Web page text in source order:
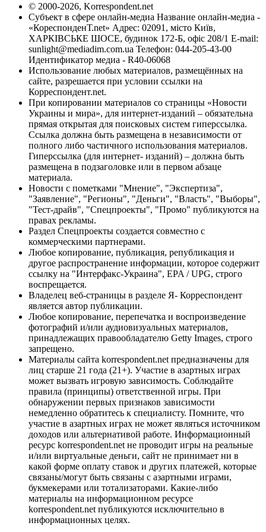
© 2000-2026, Korrespondent.net
Субъект в сфере онлайн-медиа Название онлайн-медиа -
«КореспонденТ.net» Адрес: 02091, місто Київ,
ХАРКІВСЬКЕ ШОСЕ, будинок 172-Б, офіс 208/1 E-mail:
sunlight@mediadim.com.ua Телефон: 044-205-43-00
Идентификатор медиа - R40-06068
Использование любых материалов, размещённых на
сайте, разрешается при условии ссылки на
Корреспондент.net.
При копировании материалов со страницы «Новости
Украины и мира», для интернет-изданий – обязательна
прямая открытая для поисковых систем гиперссылка.
Ссылка должна быть размещена в независимости от
полного либо частичного использования материалов.
Гиперссылка (для интернет- изданий) – должна быть
размещена в подзаголовке или в первом абзаце
материала.
Новости с пометками "Мнение", "Экспертиза",
"Заявление", "Регионы", "Деньги", "Власть", "Выборы",
"Тест-драйв", "Спецпроекты", "Промо" публикуются на
правах рекламы.
Раздел Спецпроекты создается совместно с
коммерческими партнерами.
Любое копирование, публикация, републикация и
другое распространение информации, которое содержит
ссылку на "Интерфакс-Украина", EPA / UPG, строго
воспрещается.
Владелец веб-страницы в разделе Я- Корреспондент
является автор публикации.
Любое копирование, перепечатка и воспроизведение
фотографий и/или аудиовизуальных материалов,
принадлежащих правообладателю Getty Images, строго
запрещено.
Материалы сайта korrespondent.net предназначены для
лиц старше 21 года (21+). Участие в азартных играх
может вызвать игровую зависимость. Соблюдайте
правила (принципы) ответственной игры. При
обнаружении первых признаков зависимости
немедленно обратитесь к специалисту. Помните, что
участие в азартных играх не может являться источником
доходов или альтернативой работе. Информационный
ресурс korrespondent.net не проводит игры на реальные
и/или виртуальные деньги, сайт не принимает ни в
какой форме оплату ставок и других платежей, которые
связаны/могут быть связаны с азартными играми,
букмекерами или тотализаторами. Какие-либо
материалы на информационном ресурсе
korrespondent.net публикуются исключительно в
информационных целях.